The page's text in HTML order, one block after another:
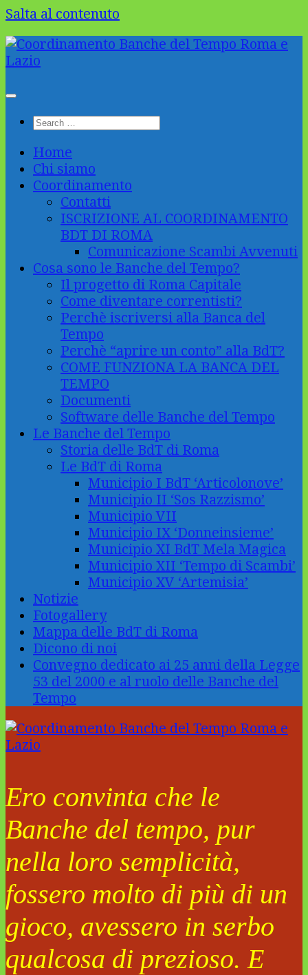
Salta al contenuto
Home
Chi siamo
Coordinamento
Contatti
ISCRIZIONE AL COORDINAMENTO
BDT DI ROMA
Comunicazione Scambi Avvenuti
Cosa sono le Banche del Tempo?
Il progetto di Roma Capitale
Come diventare correntisti?
Perchè iscriversi alla Banca del
Tempo
Perchè “aprire un conto” alla BdT?
COME FUNZIONA LA BANCA DEL
TEMPO
Documenti
Software delle Banche del Tempo
Le Banche del Tempo
Storia delle BdT di Roma
Le BdT di Roma
Municipio I BdT ‘Articolonove’
Municipio II ‘Sos Razzismo’
Municipio VII
Municipio IX ‘Donneinsieme’
Municipio XI BdT Mela Magica
Municipio XII ‘Tempo di Scambi’
Municipio XV ‘Artemisia’
Notizie
Fotogallery
Mappa delle BdT di Roma
Dicono di noi
Convegno dedicato ai 25 anni della Legge
53 del 2000 e al ruolo delle Banche del
Tempo
Ero convinta che le
Banche del tempo, pur
nella loro semplicità,
fossero molto di più di un
gioco, avessero in serbo
qualcosa di prezioso. E